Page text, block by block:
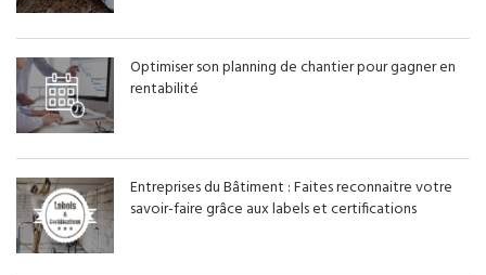
Optimiser son planning de chantier pour gagner en
rentabilité
Entreprises du Bâtiment : Faites reconnaitre votre
savoir-faire grâce aux labels et certifications